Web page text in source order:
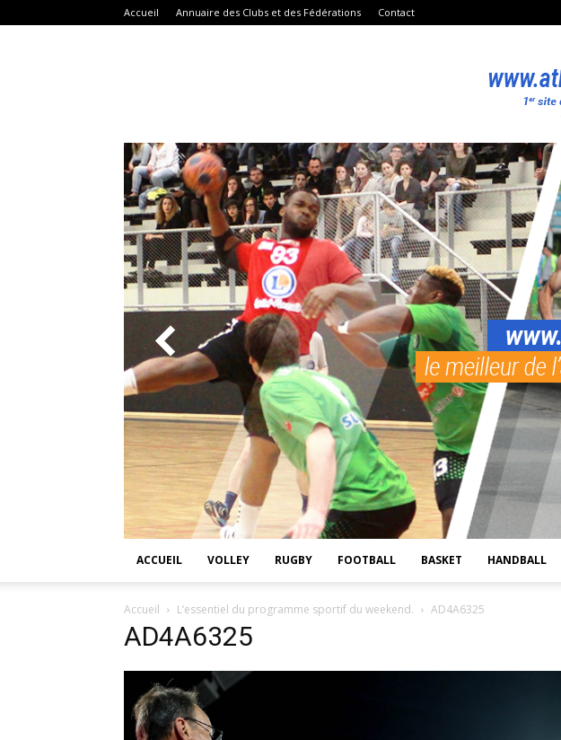
Accueil Annuaire des Clubs et des Fédérations Contact
ACCUEIL VOLLEY RUGBY FOOTBALL BASKET HANDBALL
Accueil L’essentiel du programme sportif du weekend. AD4A6325
AD4A6325